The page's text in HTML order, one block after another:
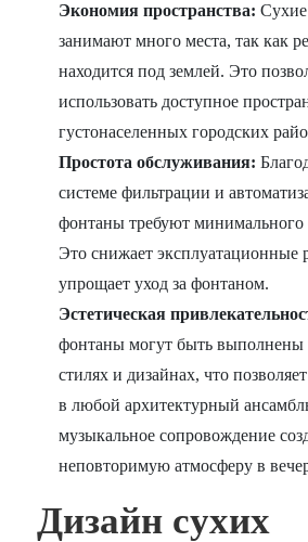
Экономия пространства:
занимают много места, так как
находится под землей. Это
использовать доступное
густонаселенных городских
Простота обслуживания:
системе фильтрации и
фонтаны требуют минимального
Это снижает эксплуатационные
упрощает уход за фонтаном.
Эстетическая
фонтаны могут быть выполнены
стилях и дизайнах, что
в любой архитектурный
музыкальное сопровождение
неповторимую атмосферу в
Дизайн сухих